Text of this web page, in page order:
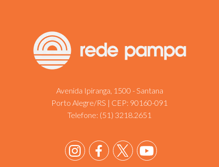
Avenida Ipiranga, 1500 - Santana
Porto Alegre/RS | CEP: 90160-091
Telefone: (51) 3218.2651